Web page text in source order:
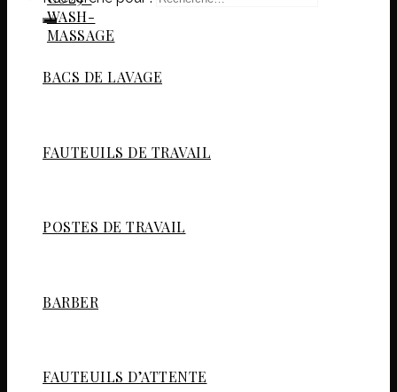
BACS DE LAVAGE
FAUTEUILS DE TRAVAIL
POSTES DE TRAVAIL
BARBER
FAUTEUILS D’ATTENTE